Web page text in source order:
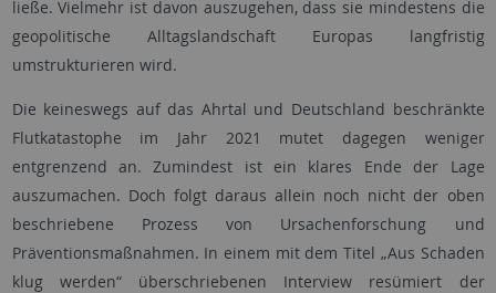
ließe. Vielmehr ist davon auszugehen, dass sie mindestens die
geopolitische Alltagslandschaft Europas langfristig
umstrukturieren wird.
Die keineswegs auf das Ahrtal und Deutschland beschränkte
Flutkatastophe im Jahr 2021 mutet dagegen weniger
entgrenzend an. Zumindest ist ein klares Ende der Lage
auszumachen. Doch folgt daraus allein noch nicht der oben
beschriebene Prozess von Ursachenforschung und
Präventionsmaßnahmen. In einem mit dem Titel „Aus Schaden
klug werden“ überschriebenen Interview resümiert der